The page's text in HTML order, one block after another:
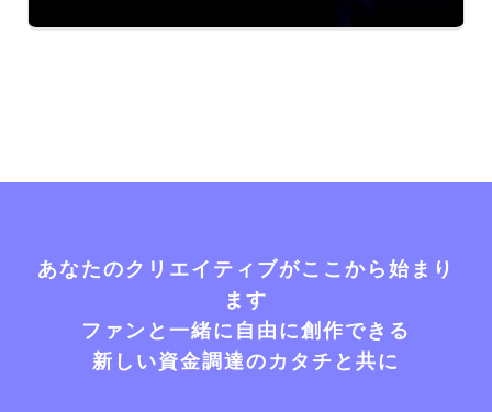
あなたのクリエイティブがここから始まり
ます
ファンと一緒に自由に創作できる
新しい資金調達のカタチと共に